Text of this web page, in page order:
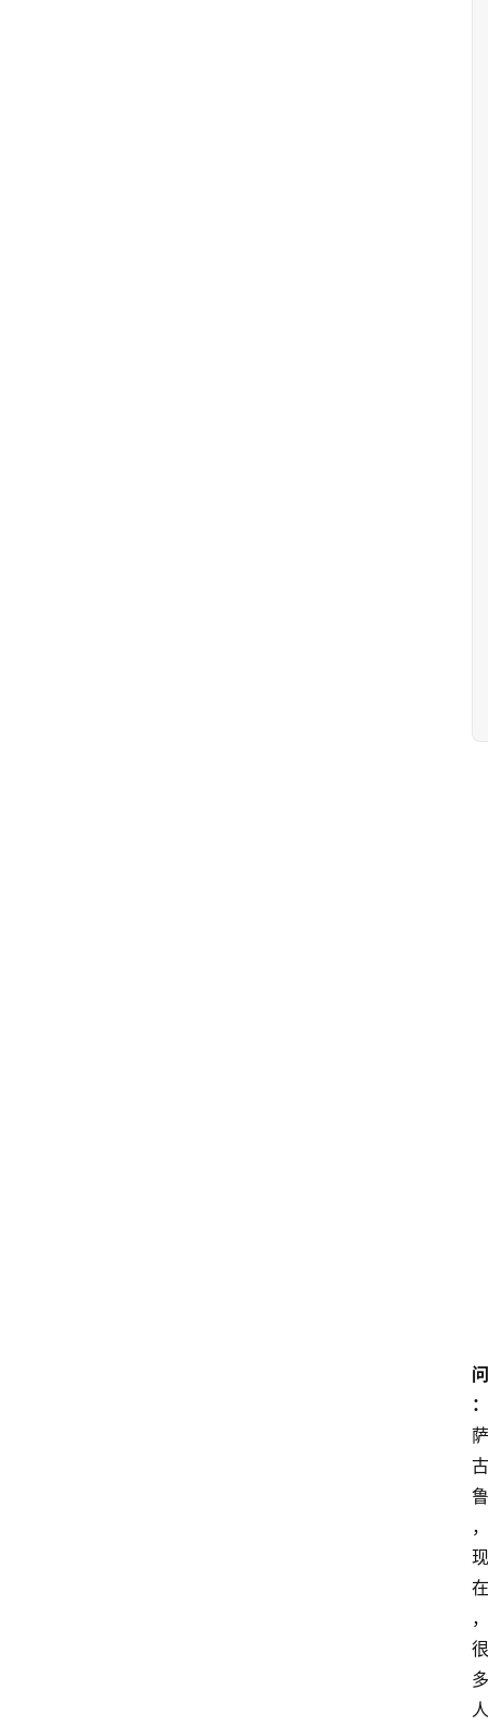
问
：
萨
古
鲁
，
现
在
，
很
多
人